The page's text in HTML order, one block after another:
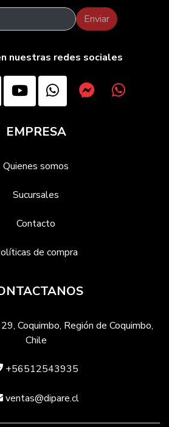
Enviar
nuestras redes sociales
EMPRESA
Quienes somos
Sucursales
Contacto
de compra
Coquimbo, Región de Coquimbo,
Chile
+56512543935
ventas@dipare.cl